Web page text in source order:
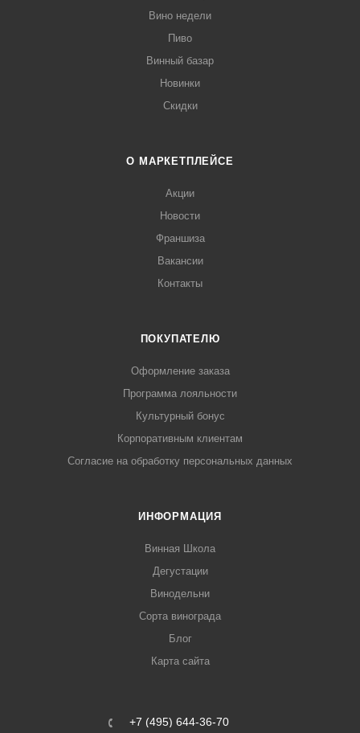
Вино недели
Пиво
Винный базар
Новинки
Скидки
О МАРКЕТПЛЕЙСЕ
Акции
Новости
Франшиза
Вакансии
Контакты
ПОКУПАТЕЛЮ
Оформление заказа
Программа лояльности
Культурный бонус
Корпоративным клиентам
Согласие на обработку персональных данных
ИНФОРМАЦИЯ
Винная Школа
Дегустации
Винодельни
Сорта винограда
Блог
Карта сайта
+7 (495) 644-36-70